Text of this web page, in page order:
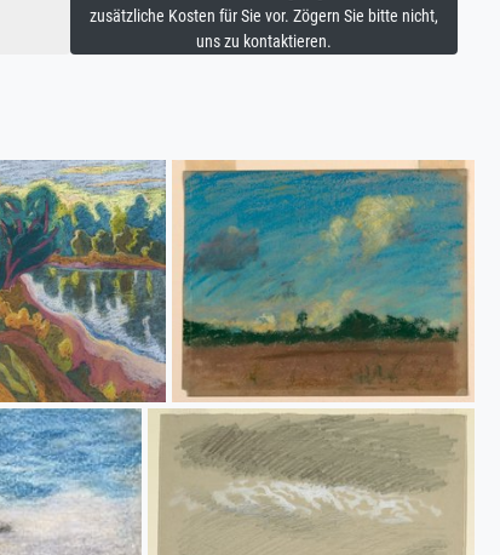
zusätzliche Kosten für Sie vor. Zögern Sie bitte nicht,
uns zu kontaktieren.